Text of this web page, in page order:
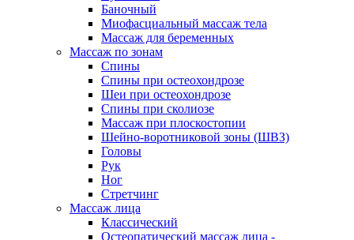
Баночный
Миофасциальный массаж тела
Массаж для беременных
Массаж по зонам
Спины
Спины при остеохондрозе
Шеи при остеохондрозе
Спины при сколиозе
Массаж при плоскостопии
Шейно-воротниковой зоны (ШВЗ)
Головы
Рук
Ног
Стретчинг
Массаж лица
Классический
Остеопатический массаж лица -